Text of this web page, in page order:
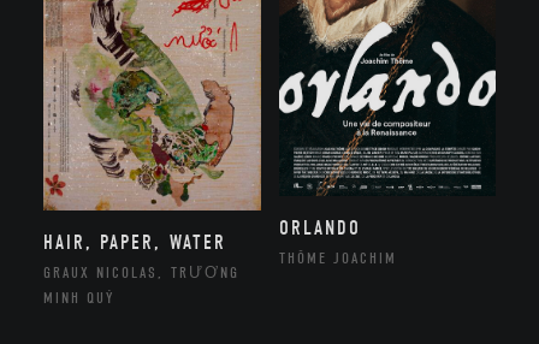
HAIR, PAPER, WATER
GRAUX NICOLAS, TRƯƠNG
MINH QUÝ
ORLANDO
THÔME JOACHIM